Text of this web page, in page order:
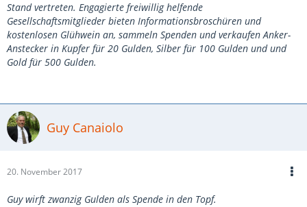
Stand vertreten. Engagierte freiwillig helfende
Gesellschaftsmitglieder bieten Informationsbroschüren und
kostenlosen Glühwein an, sammeln Spenden und verkaufen Anker-
Anstecker in Kupfer für 20 Gulden, Silber für 100 Gulden und und
Gold für 500 Gulden.
Guy Canaiolo
20. November 2017
Guy wirft zwanzig Gulden als Spende in den Topf.